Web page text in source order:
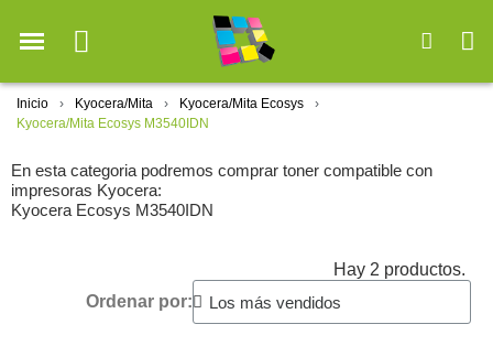
Inicio Kyocera/Mita
Kyocera/Mita Ecosys
Kyocera/Mita Ecosys M3540IDN
En esta categoria podremos comprar toner compatible con
impresoras Kyocera:
Kyocera Ecosys M3540IDN
Hay 2 productos.
Ordenar por: